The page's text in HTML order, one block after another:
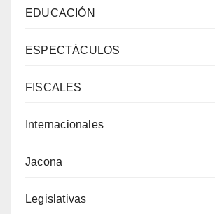
EDUCACIÓN
ESPECTÁCULOS
FISCALES
Internacionales
Jacona
Legislativas